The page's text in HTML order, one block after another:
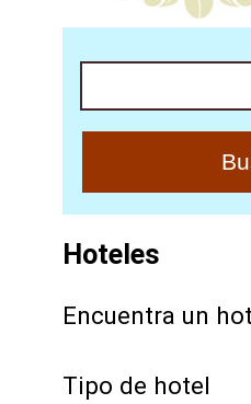
Buscar
Hoteles
Encuentra un
Tipo de hotel